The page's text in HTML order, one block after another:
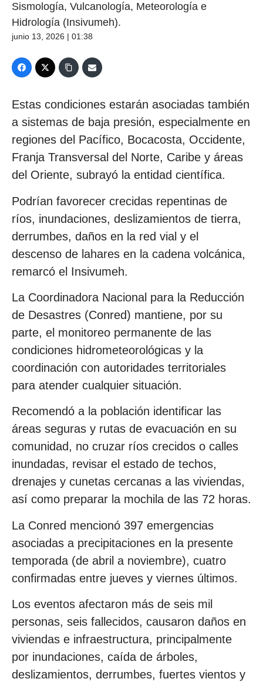
Sismología, Vulcanología, Meteorología e
Hidrología (Insivumeh).
junio 13, 2026 | 01:38
Estas condiciones estarán asociadas también
a sistemas de baja presión, especialmente en
regiones del Pacífico, Bocacosta, Occidente,
Franja Transversal del Norte, Caribe y áreas
del Oriente, subrayó la entidad científica.
Podrían favorecer crecidas repentinas de
ríos, inundaciones, deslizamientos de tierra,
derrumbes, daños en la red vial y el
descenso de lahares en la cadena volcánica,
remarcó el Insivumeh.
La Coordinadora Nacional para la Reducción
de Desastres (Conred) mantiene, por su
parte, el monitoreo permanente de las
condiciones hidrometeorológicas y la
coordinación con autoridades territoriales
para atender cualquier situación.
Recomendó a la población identificar las
áreas seguras y rutas de evacuación en su
comunidad, no cruzar ríos crecidos o calles
inundadas, revisar el estado de techos,
drenajes y cunetas cercanas a las viviendas,
así como preparar la mochila de las 72 horas.
La Conred mencionó 397 emergencias
asociadas a precipitaciones en la presente
temporada (de abril a noviembre), cuatro
confirmadas entre jueves y viernes últimos.
Los eventos afectaron más de seis mil
personas, seis fallecidos, causaron daños en
viviendas e infraestructura, principalmente
por inundaciones, caída de árboles,
deslizamientos, derrumbes, fuertes vientos y